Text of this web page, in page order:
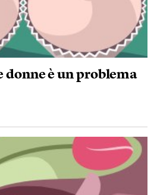
donne è un problema